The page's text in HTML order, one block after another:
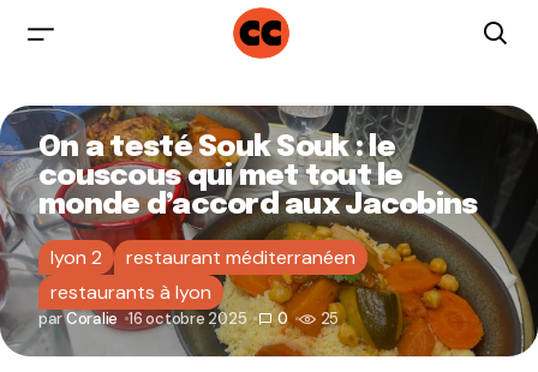
On a testé Souk Souk : le
couscous qui met tout le
monde d’accord aux Jacobins
lyon 2
restaurant méditerranéen
restaurants à lyon
parCoralie 16 octobre 2025 0 25